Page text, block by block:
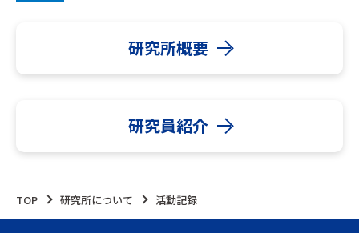
TOP 研究所について 活動記録
研究所概要
研究員紹介